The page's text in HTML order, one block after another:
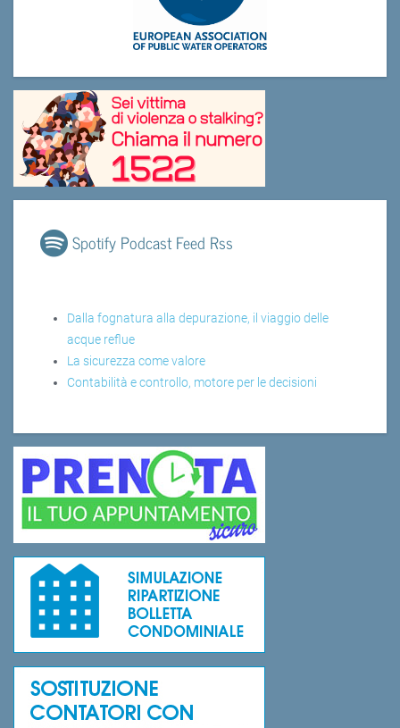
Spotify Podcast Feed Rss
Dalla fognatura alla depurazione, il viaggio delle
acque reflue
La sicurezza come valore
Contabilità e controllo, motore per le decisioni